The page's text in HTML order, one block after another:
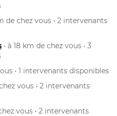
de chez vous • 2 intervenants
• à 18 km de chez vous • 3
• 1 intervenants disponibles
vous • 2 intervenants
vous • 2 intervenants